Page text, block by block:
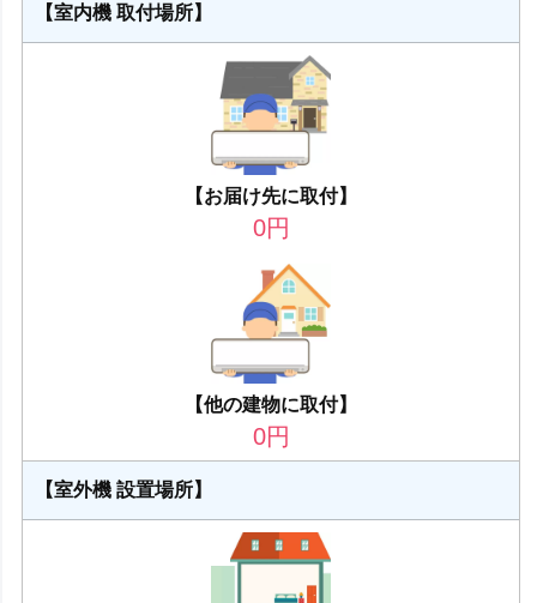
【室内機 取付場所】
【お届け先に取付】
0円
【他の建物に取付】
0円
【室外機 設置場所】